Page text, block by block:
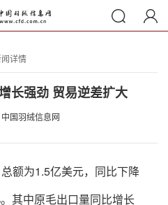
详情
长强劲 贸易逆差扩大
中国羽绒信息网
额为1.5亿美元，同比下降
。其中原毛出口量同比增长